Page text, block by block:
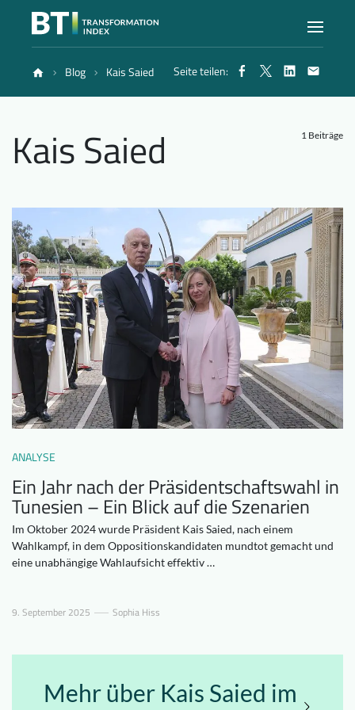
Atlas
Methode
Blog
Downloads Wer wir sind
FAQ Newsletter
EN DE
Blog Kais Saied Seite teilen:
Kais Saied 1 Beiträge
ANALYSE
Ein Jahr nach der Präsidentschaftswahl in
Tunesien – Ein Blick auf die Szenarien
Im Oktober 2024 wurde Präsident Kais Saied, nach einem
Wahlkampf, in dem Oppositionskandidaten mundtot gemacht und
eine unabhängige Wahlaufsicht effektiv …
9. September 2025 Sophia Hiss
Mehr über Kais Saied im